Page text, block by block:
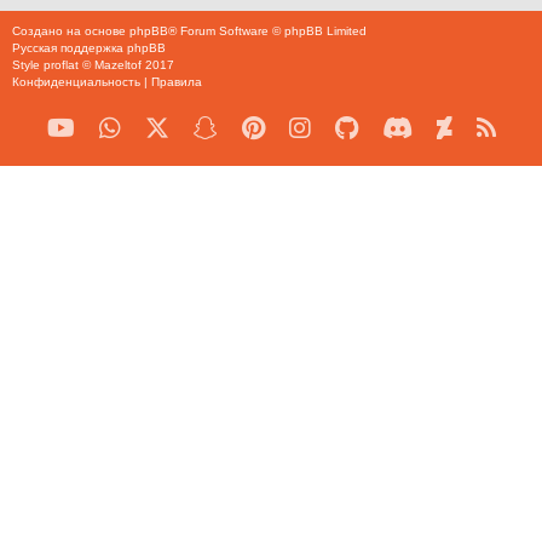
Создано на основе phpBB® Forum Software © phpBB Limited
Русская поддержка phpBB
Style proflat ©Mazeltof 2017
Конфиденциальность | Правила